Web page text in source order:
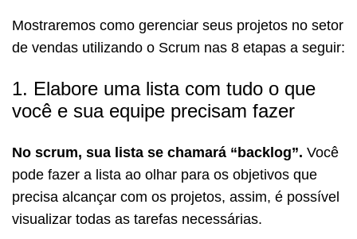
Mostraremos como gerenciar seus projetos no setor
de vendas utilizando o Scrum nas 8 etapas a seguir:
1. Elabore uma lista com tudo o que
você e sua equipe precisam fazer
No scrum, sua lista se chamará “backlog”. Você
pode fazer a lista ao olhar para os objetivos que
precisa alcançar com os projetos, assim, é possível
visualizar todas as tarefas necessárias.